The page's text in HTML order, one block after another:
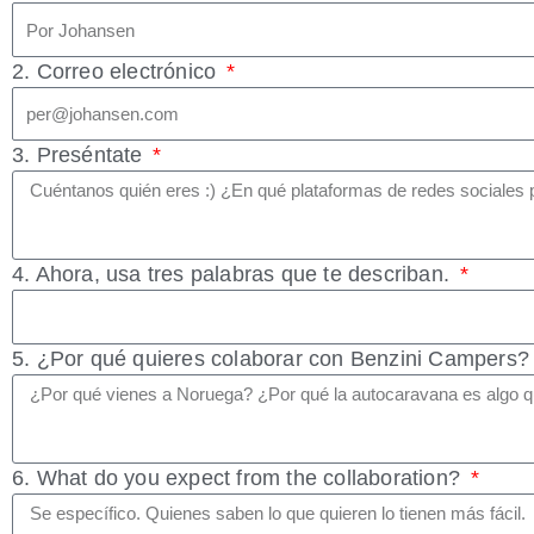
2. Correo electrónico
3. Preséntate
4. Ahora, usa tres palabras que te describan.
5. ¿Por qué quieres colaborar con Benzini
6. What do you expect from the collaboration?